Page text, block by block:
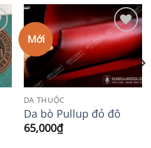
Mới
Add to
Wishlist
DA THUỘC
Da bò Pullup đỏ đô
65,000₫